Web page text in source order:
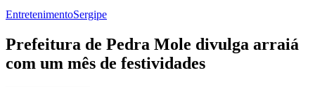
EntretenimentoSergipe
Prefeitura de Pedra Mole divulga arraiá
com um mês de festividades